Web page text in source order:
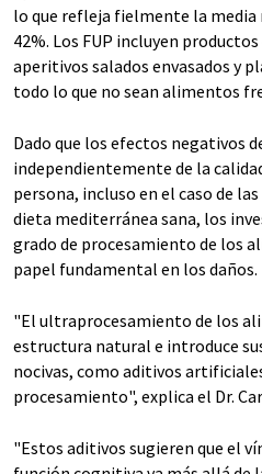
lo que refleja fielmente la
42%. Los FUP incluyen
aperitivos salados envasados y
todo lo que no sean alimentos
Dado que los efectos negativos
independientemente de la
persona, incluso en el caso de
dieta mediterránea sana, los
grado de procesamiento de los
papel fundamental en los daños.
"El ultraprocesamiento de los
estructura natural e introduce
nocivas, como aditivos
procesamiento", explica el Dr.
"Estos aditivos sugieren que el